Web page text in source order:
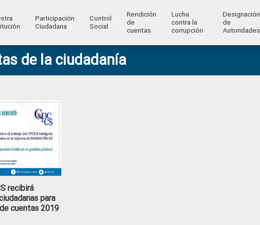
Participación
Ciudadana
Control
Social
Rendición
de
cuentas
Lucha
contra la
corrupción
Designación
de
Autoridades
de la ciudadanía
recibirá
para
cuentas 2019